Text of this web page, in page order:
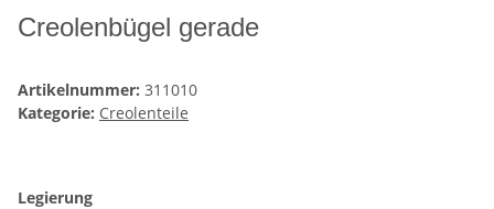
Creolenbügel gerade
Artikelnummer: 311010
Kategorie: Creolenteile
Legierung